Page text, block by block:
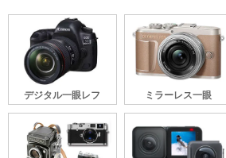
デジタル一眼レフ ミラーレス一眼